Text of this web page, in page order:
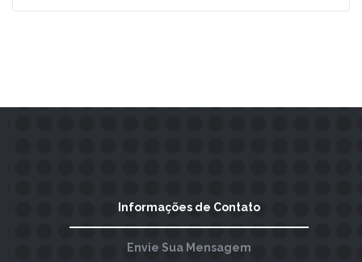
Informações de Contato
Envie Sua Mensagem